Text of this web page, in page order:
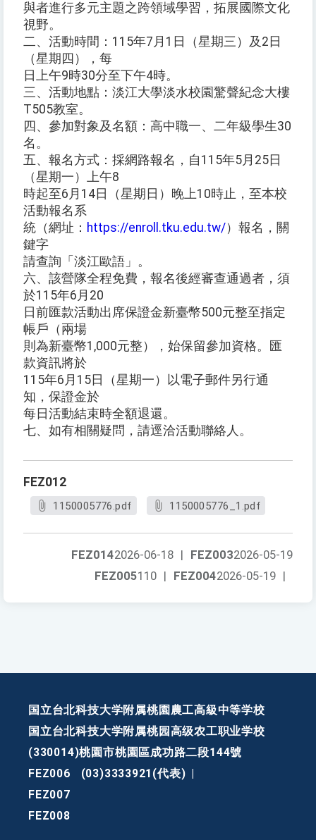
與者進行多元主題之跨領域學習，拓展國際文化
視野。
二、活動時間：115年7月1日（星期三）及2日
（星期四），每
日上午9時30分至下午4時。
三、活動地點：淡江大學淡水校園驚聲紀念大樓
T505教室。
四、參加對象及名額：高中職一、二年級學生30
名。
五、報名方式：採網路報名，自115年5月25日
（星期一）上午8
時起至6月14日（星期日）晚上10時止，至本校
活動報名系
統（網址： https://enroll.tku.edu.tw/）報名，關
鍵字
請查詢「淡江歐語」。
六、該營隊全程免費，報名後經審查通過者，須
於115年6月20
日前匯款活動出席保證金新臺幣500元整至指定
帳戶（兩場
則為新臺幣1,000元整），始保留參加資格。匯
款資訊將於
115年6月15日（星期一）以電子郵件另行通
知，保證金於
每日活動結束時全額退還。
七、如有相關疑問，請逕洽活動聯絡人。
FEZ012
1150005776.pdf 1150005776_1.pdf
FEZ0032026-05-19
FEZ0142026-06-18 |
FEZ0042026-05-19 |
FEZ005110 |
国立台北科技大学附属桃園農工高級中等学校
国立台北科技大学附属桃园高级农工职业学校
(330014)桃園市桃園區成功路二段144號
FEZ006
(03)3333921(代表)
FEZ007
FEZ008